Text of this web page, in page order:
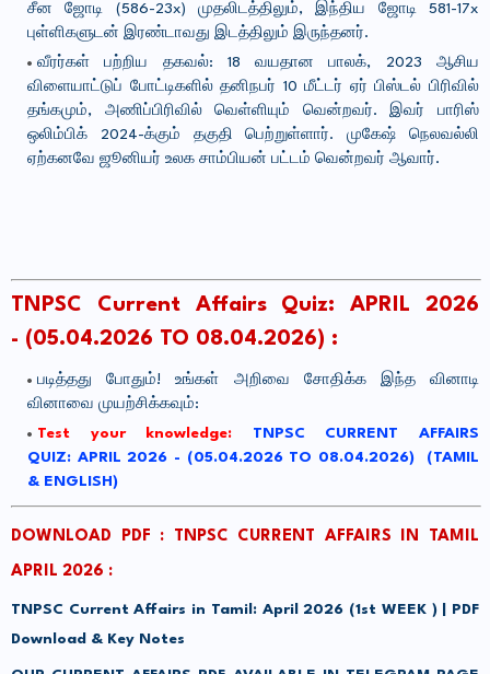
சீன ஜோடி (586-23x) முதலிடத்திலும், இந்திய ஜோடி 581-17x
புள்ளிகளுடன் இரண்டாவது இடத்திலும் இருந்தனர்.
வீரர்கள் பற்றிய தகவல்: 18 வயதான பாலக், 2023 ஆசிய
விளையாட்டுப் போட்டிகளில் தனிநபர் 10 மீட்டர் ஏர் பிஸ்டல் பிரிவில்
தங்கமும், அணிப்பிரிவில் வெள்ளியும் வென்றவர். இவர் பாரிஸ்
ஒலிம்பிக் 2024-க்கும் தகுதி பெற்றுள்ளார். முகேஷ் நெலவல்லி
ஏற்கனவே ஜூனியர் உலக சாம்பியன் பட்டம் வென்றவர் ஆவார்.
TNPSC Current Affairs Quiz: APRIL 2026
- (05.04.2026 TO 08.04.2026) :
படித்தது போதும்! உங்கள் அறிவை சோதிக்க இந்த வினாடி
வினாவை முயற்சிக்கவும்:
Test your knowledge: TNPSC CURRENT AFFAIRS
QUIZ: APRIL 2026 - (05.04.2026 TO 08.04.2026) (TAMIL
& ENGLISH)
DOWNLOAD PDF : TNPSC CURRENT AFFAIRS IN TAMIL
APRIL 2026 :
TNPSC Current Affairs in Tamil: April 2026 (1st WEEK ) | PDF
Download & Key Notes